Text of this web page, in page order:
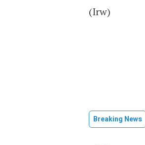
(Irw)
Breaking News